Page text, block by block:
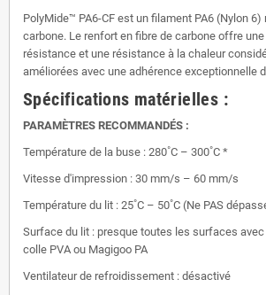
PolyMide™ PA6-CF est un filament PA6 (Nylon
carbone. Le renfort en fibre de carbone offre
résistance et une résistance à la chaleur
améliorées avec une adhérence exceptionnelle
Spécifications matérielles :
PARAMÈTRES RECOMMANDÉS :
Température de la buse : 280˚C – 300˚C *
Vitesse d'impression : 30 mm/s – 60 mm/s
Température du lit : 25˚C – 50˚C (Ne PAS
Surface du lit : presque toutes les surfaces
colle PVA ou Magigoo PA
Ventilateur de refroidissement : désactivé